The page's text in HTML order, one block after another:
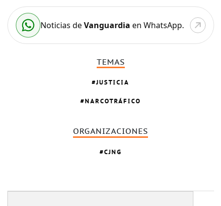
Noticias deVanguardia en WhatsApp.
TEMAS
JUSTICIA
NARCOTRÁFICO
ORGANIZACIONES
CJNG